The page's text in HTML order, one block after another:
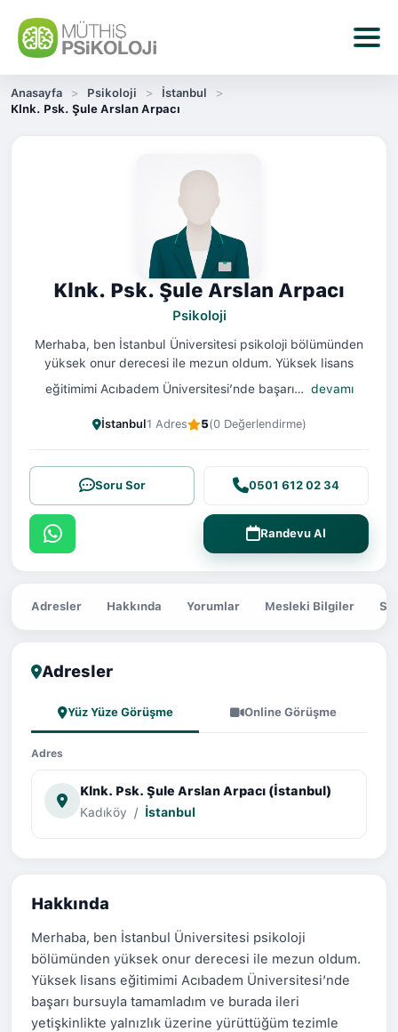
Anasayfa Psikoloji
İstanbul
Klnk. Psk. Şule Arslan Arpacı
Klnk. Psk. Şule Arslan Arpacı
Psikoloji
Merhaba, ben İstanbul Üniversitesi psikoloji bölümünden
yüksek onur derecesi ile mezun oldum. Yüksek lisans
eğitimimi Acıbadem Üniversitesi’nde başarı… devamı
İstanbul1 Adres 5(0 Değerlendirme)
Soru Sor 0501 612 02 34
Randevu Al
Adresler Hakkında Yorumlar Mesleki Bilgiler
Adresler
Yüz Yüze Görüşme Online Görüşme
Adres
Klnk. Psk. Şule Arslan Arpacı (İstanbul)
Kadıköy
/ İstanbul
Hakkında
Merhaba, ben İstanbul Üniversitesi psikoloji
bölümünden yüksek onur derecesi ile mezun oldum.
Yüksek lisans eğitimimi Acıbadem Üniversitesi’nde
başarı bursuyla tamamladım ve burada ileri
yetişkinlikte yalnızlık üzerine yürüttüğüm tezimle